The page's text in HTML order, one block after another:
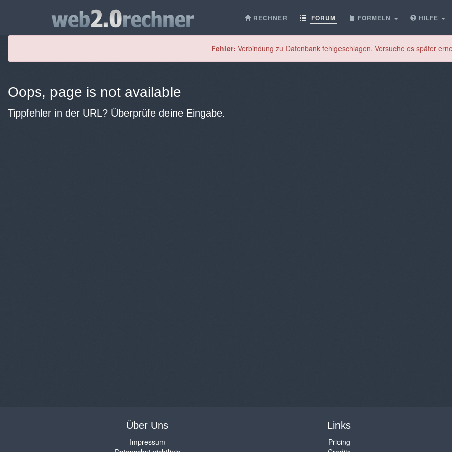
RECHNER FORUM FORMELN HILFE
Fehler: Verbindung zu Datenbank fehlgeschlagen. Versuche es später
Oops, page is not available
Tippfehler in der URL? Überprüfe deine Eingabe.
Über Uns
Impressum
Links
Pricing